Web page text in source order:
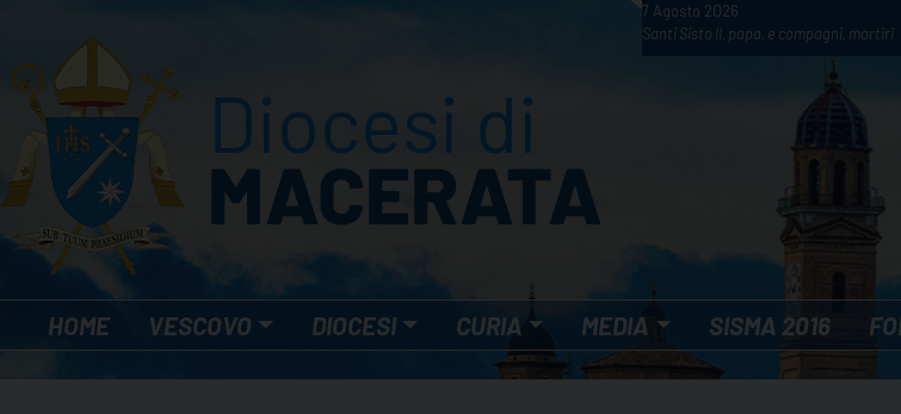
content
7 Agosto 2026
Santi Sisto II, papa, e compagni, martiri
HOME VESCOVO DIOCESI CURIA MEDIA SISMA 2016